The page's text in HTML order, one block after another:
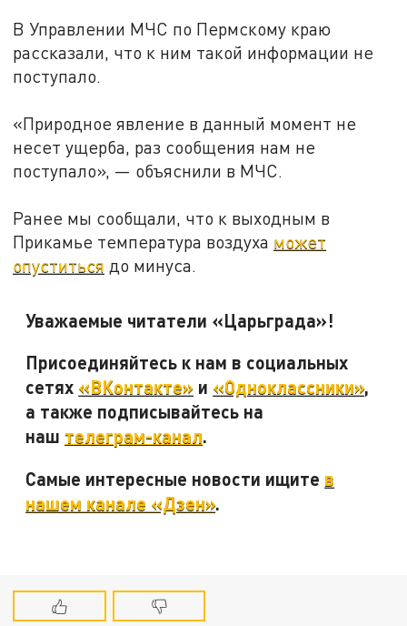
В Управлении МЧС по Пермскому краю
рассказали, что к ним такой информации не
поступало.
«Природное явление в данный момент не
несет ущерба, раз сообщения нам не
поступало», — объяснили в МЧС.
Ранее мы сообщали, что к выходным в
Прикамье температура воздуха может
опуститься до минуса.
Уважаемые читатели «Царьграда»!
Присоединяйтесь к нам в социальных
сетях «ВКонтакте» и «Одноклассники»,
а также подписывайтесь на
наш телеграм-канал.
Самые интересные новости ищите в
нашем канале «Дзен».